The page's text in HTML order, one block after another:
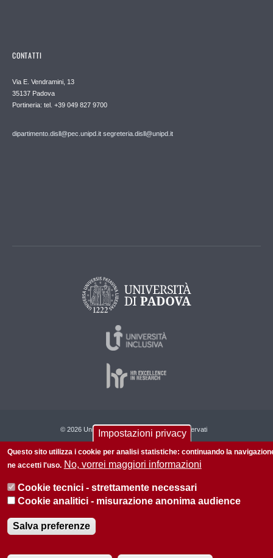
CONTATTI
Via E. Vendramini, 13
35137 Padova
Portineria: tel. +39 049 827 9700
dipartimento.disll@pec.unipd.it segreteria.disll@unipd.it
© 2026 Università di Padova - Tutti i diritti riservati
Informazioni su questo sito Privacy policy
Impostazioni privacy
Questo sito utilizza i cookie per analisi statistiche: continuando la
ne accetti l'uso. No, vorrei maggiori informazioni
Cookie tecnici - strettamente necessari
Cookie analitici - misurazione anonima audience
Salva preferenze